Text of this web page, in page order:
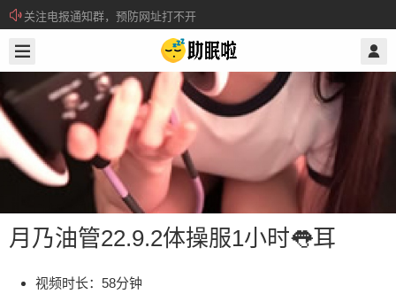
关注电报通知群，预防网址打不开
所有注册用户记得每日来签到领取积分。
月乃油管22.9.2体操服1小时👅耳
视频时长：58分钟
@ 助眠啦